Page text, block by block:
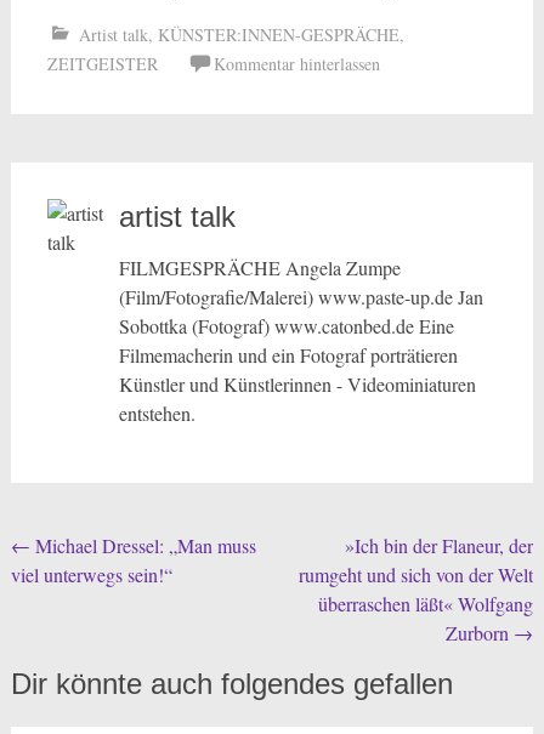
Artist talk, KÜNSTER:INNEN-GESPRÄCHE,
ZEITGEISTER
Kommentar hinterlassen
artist talk
FILMGESPRÄCHE Angela Zumpe
(Film/Fotografie/Malerei) www.paste-up.de Jan
Sobottka (Fotograf) www.catonbed.de Eine
Filmemacherin und ein Fotograf porträtieren
Künstler und Künstlerinnen - Videominiaturen
entstehen.
Beitragsnavigation
← Michael Dressel: „Man muss
viel unterwegs sein!“
»Ich bin der Flaneur, der
rumgeht und sich von der Welt
überraschen läßt« Wolfgang
Zurborn →
Dir könnte auch folgendes gefallen